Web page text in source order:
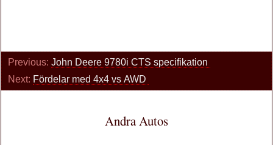
Previous: John Deere 9780i CTS specifikation
Next: Fördelar med 4x4 vs AWD
Andra Autos